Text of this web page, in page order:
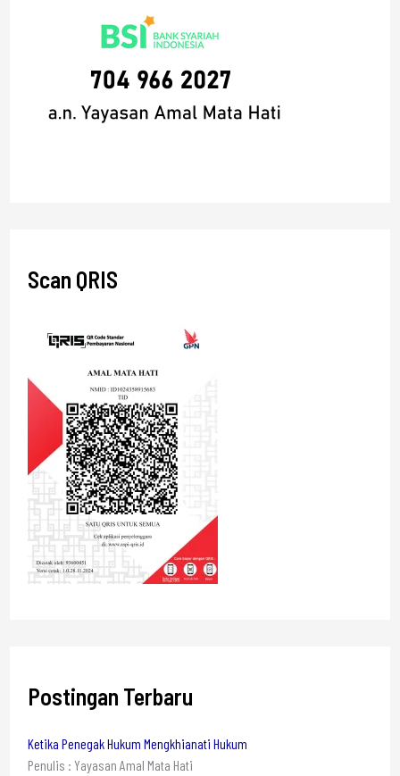
Scan QRIS
Postingan Terbaru
Ketika Penegak Hukum Mengkhianati Hukum
Penulis : Yayasan Amal Mata Hati